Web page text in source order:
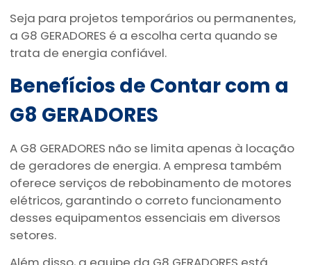
Seja para projetos temporários ou permanentes,
a G8 GERADORES é a escolha certa quando se
trata de energia confiável.
Benefícios de Contar com a
G8 GERADORES
A G8 GERADORES não se limita apenas à locação
de geradores de energia. A empresa também
oferece serviços de rebobinamento de motores
elétricos, garantindo o correto funcionamento
desses equipamentos essenciais em diversos
setores.